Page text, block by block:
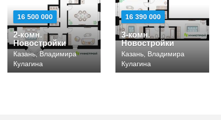
16 500 000
2-комн.
Новостройки
Казань, Владимира
Кулагина
16 390 000
3-комн.
Новостройки
Казань, Владимира
Кулагина